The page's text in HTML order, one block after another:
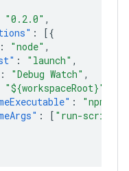
"0.2.0" ,
:
[{
: "node" ,
: "launch" ,
: "Debug Watch" ,
"${workspaceRoot}"
: "npm"
: [ "run-script"